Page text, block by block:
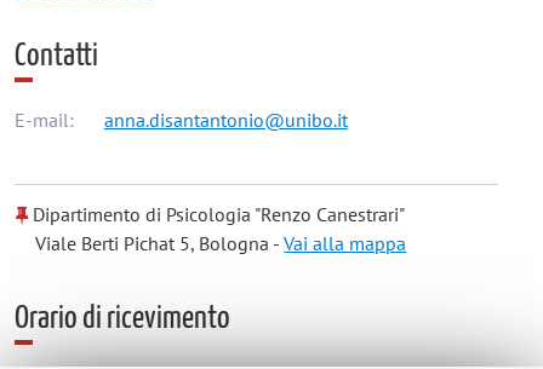
Contatti
E-mail: anna.disantantonio@unibo.it
Dipartimento di Psicologia "Renzo Canestrari"
Viale Berti Pichat 5, Bologna -Vai alla mappa
Orario di ricevimento